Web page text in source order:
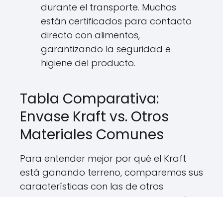
durante el transporte. Muchos
están certificados para contacto
directo con alimentos,
garantizando la seguridad e
higiene del producto.
Tabla Comparativa:
Envase Kraft vs. Otros
Materiales Comunes
Para entender mejor por qué el Kraft
está ganando terreno, comparemos sus
características con las de otros